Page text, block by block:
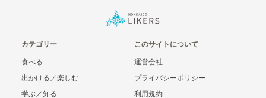
カテゴリー
食べる
出かける／楽しむ
学ぶ／知る
このサイトについて
運営会社
プライバシーポリシー
利用規約